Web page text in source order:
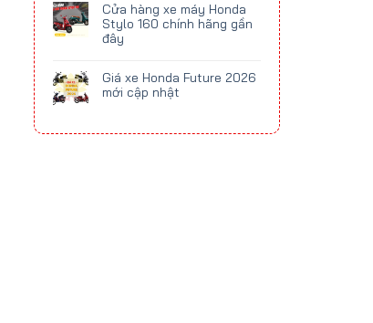
Cửa hàng xe máy Honda
Stylo 160 chính hãng gần
đây
Giá xe Honda Future 2026
mới cập nhật